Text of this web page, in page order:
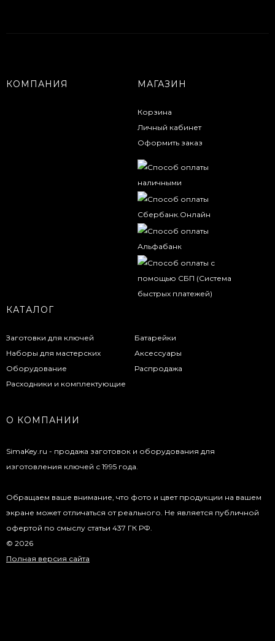
КОМПАНИЯ МАГАЗИН
Корзина
Личный кабинет
Оформить заказ
КАТАЛОГ
Заготовки для ключей
Наборы для мастерских
Оборудование
Расходники и комплектующие
Батарейки
Аксессуары
Распродажа
О КОМПАНИИ
SimaKey.ru - продажа заготовок и оборудования для
изготовления ключей с 1995 года.
Обращаем ваше внимание, что фото и цвет продукции на вашем
экране может отличаться от реального. Не является публичной
офертой по смыслу статьи 437 ГК РФ.
© 2026
Полная версия сайта